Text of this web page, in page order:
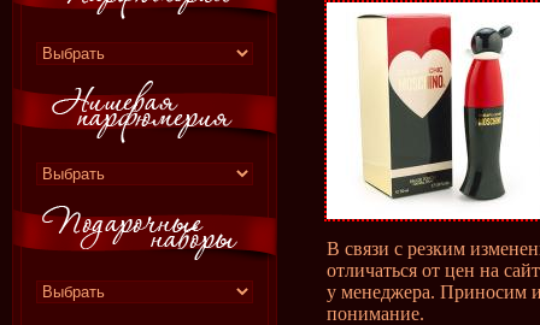
В связи с резким
отличаться от цен на
у менеджера. Приносим
понимание.